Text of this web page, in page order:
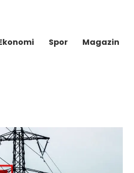
Spor Magazin